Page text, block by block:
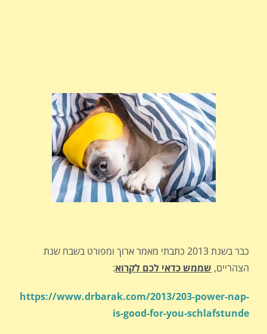
כבר בשנת 2013 כתבתי מאמר ארוך ומפורט בשבח שנת
הצהריים, שממש כדאי לכם לקרוא:
https://www.drbarak.com/2013/203-power-nap-
is-good-for-you-schlafstunde